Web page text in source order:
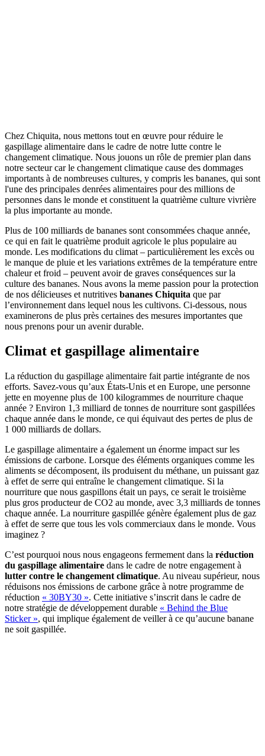
Chez Chiquita, nous mettons tout en œuvre pour réduire le
gaspillage alimentaire dans le cadre de notre lutte contre le
changement climatique. Nous jouons un rôle de premier plan dans
notre secteur car le changement climatique cause des dommages
importants à de nombreuses cultures, y compris les bananes, qui sont
l'une des principales denrées alimentaires pour des millions de
personnes dans le monde et constituent la quatrième culture vivrière
la plus importante au monde.
Plus de 100 milliards de bananes sont consommées chaque année,
ce qui en fait le quatrième produit agricole le plus populaire au
monde. Les modifications du climat – particulièrement les excès ou
le manque de pluie et les variations extrêmes de la température entre
chaleur et froid – peuvent avoir de graves conséquences sur la
culture des bananes. Nous avons la meme passion pour la protection
de nos délicieuses et nutritives bananes Chiquita que par
l’environnement dans lequel nous les cultivons. Ci-dessous, nous
examinerons de plus près certaines des mesures importantes que
nous prenons pour un avenir durable.
Climat et gaspillage alimentaire
La réduction du gaspillage alimentaire fait partie intégrante de nos
efforts. Savez-vous qu’aux États-Unis et en Europe, une personne
jette en moyenne plus de 100 kilogrammes de nourriture chaque
année ? Environ 1,3 milliard de tonnes de nourriture sont gaspillées
chaque année dans le monde, ce qui équivaut des pertes de plus de
1 000 milliards de dollars.
Le gaspillage alimentaire a également un énorme impact sur les
émissions de carbone. Lorsque des éléments organiques comme les
aliments se décomposent, ils produisent du méthane, un puissant gaz
à effet de serre qui entraîne le changement climatique. Si la
nourriture que nous gaspillons était un pays, ce serait le troisième
plus gros producteur de CO2 au monde, avec 3,3 milliards de tonnes
chaque année. La nourriture gaspillée génère également plus de gaz
à effet de serre que tous les vols commerciaux dans le monde. Vous
imaginez ?
C’est pourquoi nous nous engageons fermement dans la réduction
du gaspillage alimentaire dans le cadre de notre engagement à
lutter contre le changement climatique. Au niveau supérieur, nous
réduisons nos émissions de carbone grâce à notre programme de
réduction « 30BY30 ». Cette initiative s’inscrit dans le cadre de
notre stratégie de développement durable « Behind the Blue
Sticker », qui implique également de veiller à ce qu’aucune banane
ne soit gaspillée.